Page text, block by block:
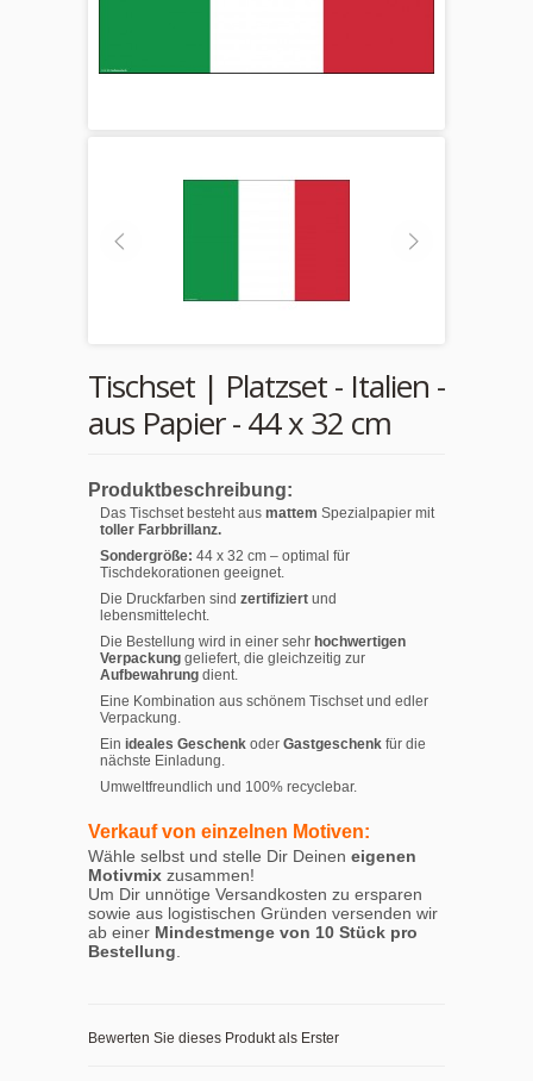
Tischset | Platzset - Italien -
aus Papier - 44 x 32 cm
Produktbeschreibung:
Das Tischset besteht aus mattem Spezialpapier mit
toller Farbbrillanz.
Sondergröße: 44 x 32 cm – optimal für
Tischdekorationen geeignet.
Die Druckfarben sind zertifiziert und
lebensmittelecht.
Die Bestellung wird in einer sehr hochwertigen
Verpackung geliefert, die gleichzeitig zur
Aufbewahrung dient.
Eine Kombination aus schönem Tischset und edler
Verpackung.
Ein ideales Geschenk oder Gastgeschenk für die
nächste Einladung.
Umweltfreundlich und 100% recyclebar.
Verkauf von einzelnen Motiven:
Wähle selbst und stelle Dir Deinen eigenen
Motivmix zusammen!
Um Dir unnötige Versandkosten zu ersparen
sowie aus logistischen Gründen versenden wir
ab einer Mindestmenge von 10 Stück pro
Bestellung.
Bewerten Sie dieses Produkt als Erster